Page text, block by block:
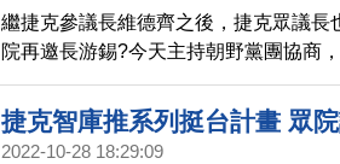
灣與南韓。
繼捷克參議長維德齊之後，捷克眾議長
院再邀長游錫?今天主持朝野黨團協商
也一致支持，邀請將訪台的捷克眾議院
立法院議場發表演講。隨後，游錫?透
捷克時跟艾達莫娃說好，2023年要在台
捷克智庫推系列挺台計畫 眾
2022-10-28 18:29:09